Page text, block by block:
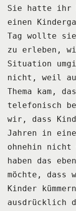
Sie hatte ihr
einen
Tag wollte
zu erleben,
Situation
nicht, weil
Thema kam,
telefonisch
wir, dass
Jahren in
ohnehin nicht
haben das
möchte, dass
Kinder
ausdrücklich